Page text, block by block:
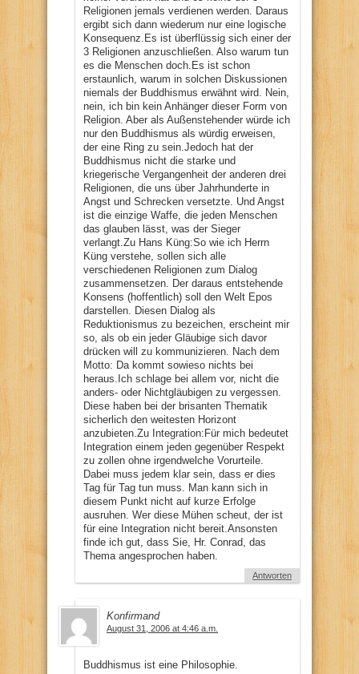
Religionen jemals verdienen werden. Daraus
ergibt sich dann wiederum nur eine logische
Konsequenz.Es ist überflüssig sich einer der
3 Religionen anzuschließen. Also warum tun
es die Menschen doch.Es ist schon
erstaunlich, warum in solchen Diskussionen
niemals der Buddhismus erwähnt wird. Nein,
nein, ich bin kein Anhänger dieser Form von
Religion. Aber als Außenstehender würde ich
nur den Buddhismus als würdig erweisen,
der eine Ring zu sein.Jedoch hat der
Buddhismus nicht die starke und
kriegerische Vergangenheit der anderen drei
Religionen, die uns über Jahrhunderte in
Angst und Schrecken versetzte. Und Angst
ist die einzige Waffe, die jeden Menschen
das glauben lässt, was der Sieger
verlangt.Zu Hans Küng:So wie ich Herrn
Küng verstehe, sollen sich alle
verschiedenen Religionen zum Dialog
zusammensetzen. Der daraus entstehende
Konsens (hoffentlich) soll den Welt Epos
darstellen. Diesen Dialog als
Reduktionismus zu bezeichen, erscheint mir
so, als ob ein jeder Gläubige sich davor
drücken will zu kommunizieren. Nach dem
Motto: Da kommt sowieso nichts bei
heraus.Ich schlage bei allem vor, nicht die
anders- oder Nichtgläubigen zu vergessen.
Diese haben bei der brisanten Thematik
sicherlich den weitesten Horizont
anzubieten.Zu Integration:Für mich bedeutet
Integration einem jeden gegenüber Respekt
zu zollen ohne irgendwelche Vorurteile.
Dabei muss jedem klar sein, dass er dies
Tag für Tag tun muss. Man kann sich in
diesem Punkt nicht auf kurze Erfolge
ausruhen. Wer diese Mühen scheut, der ist
für eine Integration nicht bereit.Ansonsten
finde ich gut, dass Sie, Hr. Conrad, das
Thema angesprochen haben.
Antworten
Konfirmand
August 31, 2006 at 4:46 a.m.
Buddhismus ist eine Philosophie.